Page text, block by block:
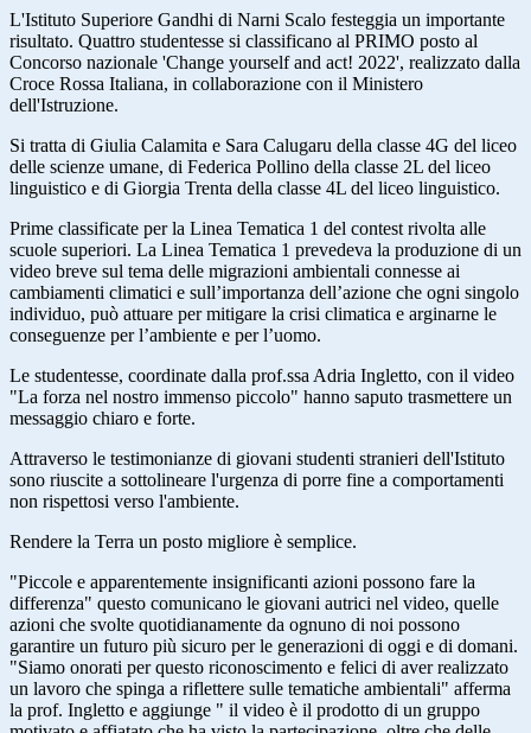
L'Istituto Superiore Gandhi di Narni Scalo festeggia un importante
risultato. Quattro studentesse si classificano al PRIMO posto al
Concorso nazionale 'Change yourself and act! 2022', realizzato dalla
Croce Rossa Italiana, in collaborazione con il Ministero
dell'Istruzione.
Si tratta di Giulia Calamita e Sara Calugaru della classe 4G del liceo
delle scienze umane, di Federica Pollino della classe 2L del liceo
linguistico e di Giorgia Trenta della classe 4L del liceo linguistico.
Prime classificate per la Linea Tematica 1 del contest rivolta alle
scuole superiori. La Linea Tematica 1 prevedeva la produzione di un
video breve sul tema delle migrazioni ambientali connesse ai
cambiamenti climatici e sull’importanza dell’azione che ogni singolo
individuo, può attuare per mitigare la crisi climatica e arginarne le
conseguenze per l’ambiente e per l’uomo.
Le studentesse, coordinate dalla prof.ssa Adria Ingletto, con il video
"La forza nel nostro immenso piccolo" hanno saputo trasmettere un
messaggio chiaro e forte.
Attraverso le testimonianze di giovani studenti stranieri dell'Istituto
sono riuscite a sottolineare l'urgenza di porre fine a comportamenti
non rispettosi verso l'ambiente.
Rendere la Terra un posto migliore è semplice.
"Piccole e apparentemente insignificanti azioni possono fare la
differenza" questo comunicano le giovani autrici nel video, quelle
azioni che svolte quotidianamente da ognuno di noi possono
garantire un futuro più sicuro per le generazioni di oggi e di domani.
"Siamo onorati per questo riconoscimento e felici di aver realizzato
un lavoro che spinga a riflettere sulle tematiche ambientali" afferma
la prof. Ingletto e aggiunge " il video è il prodotto di un gruppo